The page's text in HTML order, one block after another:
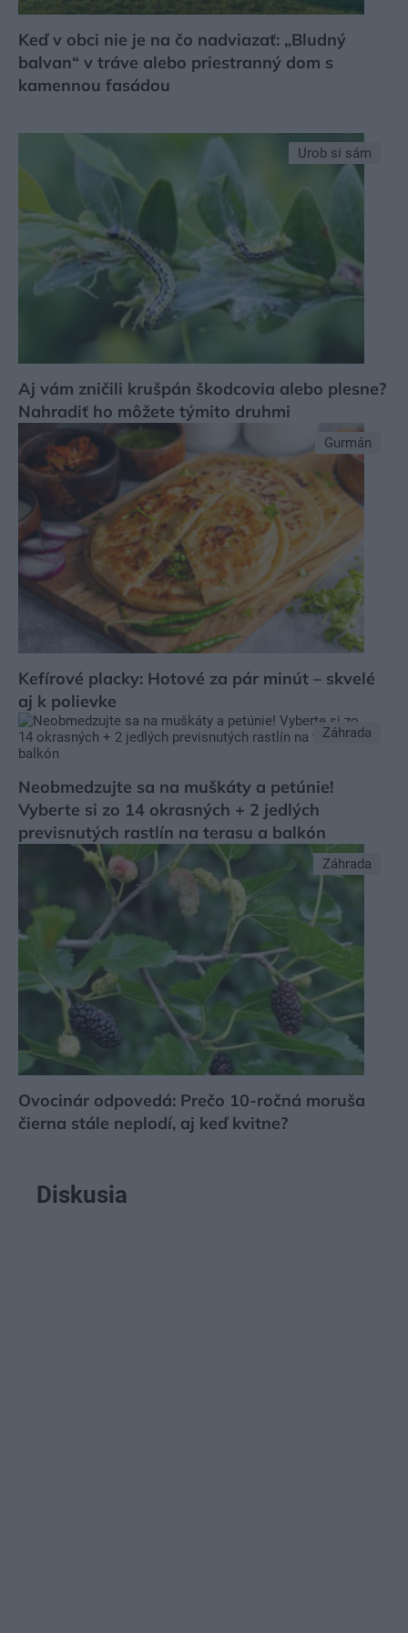
Keď v obci nie je na čo nadviazať: „Bludný
balvan“ v tráve alebo priestranný dom s
kamennou fasádou
Urob si sám
Aj vám zničili krušpán škodcovia alebo plesne?
Nahradiť ho môžete týmito druhmi
Gurmán
Kefírové placky: Hotové za pár minút – skvelé
aj k polievke
Záhrada
Neobmedzujte sa na muškáty a petúnie!
Vyberte si zo 14 okrasných + 2 jedlých
previsnutých rastlín na terasu a balkón
Záhrada
Ovocinár odpovedá: Prečo 10-ročná moruša
čierna stále neplodí, aj keď kvitne?
Diskusia